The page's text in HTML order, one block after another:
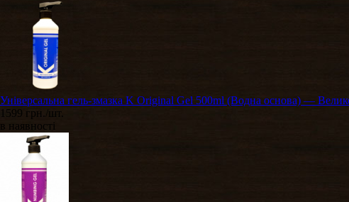
Універсальна гель-змазка K Original Gel 500ml (Водна основа) —
1599 грн./шт.
в наявності